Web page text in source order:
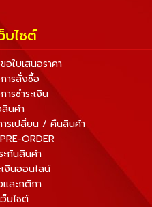
บไซต์
อใบเสนอราคา
ารสั่งซื้อ
ารชำระเงิน
นค้า
ารเปลี่ยน / คืนสินค้า
ORDER
ะกันสินค้า
เงินออนไลน์
ละกติกา
ว็บไซต์